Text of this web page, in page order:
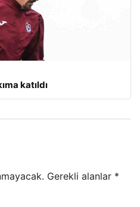
katıldı
Gerekli alanlar *